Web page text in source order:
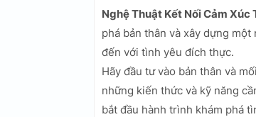
Nghệ Thuật Kết Nối Cảm Xúc
phá bản thân và xây dựng
đến với tình yêu đích thực.
Hãy đầu tư vào bản thân và
những kiến thức và kỹ năng
bắt đầu hành trình khám phá